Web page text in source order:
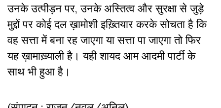
उनके उत्पीड़न पर, उनके अस्तित्व और सुरक्षा से जुड़े
मुद्दों पर कोई दल ख़ामोशी इख़्तियार करके सोचता है कि
वह सत्ता में बना रह जाएगा या सत्ता पा जाएगा तो फिर
यह ख़ामाख़्याली है। यही शायद आम आदमी पार्टी के
साथ भी हुआ है।